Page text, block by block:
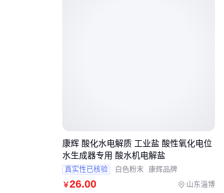
￥26.00 山东淄博
康辉 酸化水电解质 工业盐 酸性氧化电位
水生成器专用 酸水机电解盐
真实性已核验 白色粉末 康辉品牌